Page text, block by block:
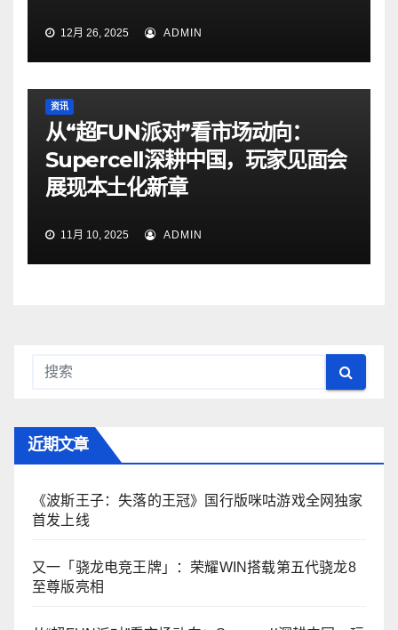
12月 26, 2025 ADMIN
资讯
从“超FUN派对”看市场动向：
Supercell深耕中国，玩家见面会
展现本土化新章
11月 10, 2025 ADMIN
近期文章
《波斯王子：失落的王冠》国行版咪咕游戏全网独家
首发上线
又一「骁龙电竞王牌」：荣耀WIN搭载第五代骁龙8
至尊版亮相